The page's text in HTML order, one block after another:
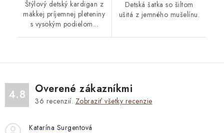
Štýlový detský kardigan z
mäkkej príjemnej pleteniny
s vysokým podielom...
Detská šatka so šiltom
ušitá z jemného mušelínu.
4.8 Overené zákazníkmi
36 recenzií. Zobraziť všetky recenzie
Katarína Surgentová